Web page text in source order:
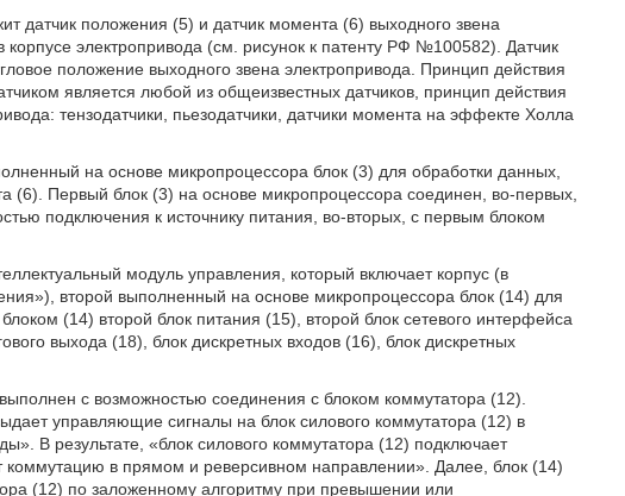
датчик положения (5) и датчик момента (6) выходного звена
электропривода (см. рисунок к патенту РФ №100582). Датчик
положение выходного звена электропривода. Принцип действия
является любой из общеизвестных датчиков, принцип действия
тензодатчики, пьезодатчики, датчики момента на эффекте Холла
на основе микропроцессора блок (3) для обработки данных,
(6). Первый блок (3) на основе микропроцессора соединен, во-первых,
подключения к источнику питания, во-вторых, с первым блоком
модуль управления, который включает корпус (в
второй выполненный на основе микропроцессора блок (14) для
(14) второй блок питания (15), второй блок сетевого интерфейса
выхода (18), блок дискретных входов (16), блок дискретных
с возможностью соединения с блоком коммутатора (12).
управляющие сигналы на блок силового коммутатора (12) в
В результате, «блок силового коммутатора (12) подключает
коммутацию в прямом и реверсивном направлении». Далее, блок (14)
(12) по заложенному алгоритму при превышении или